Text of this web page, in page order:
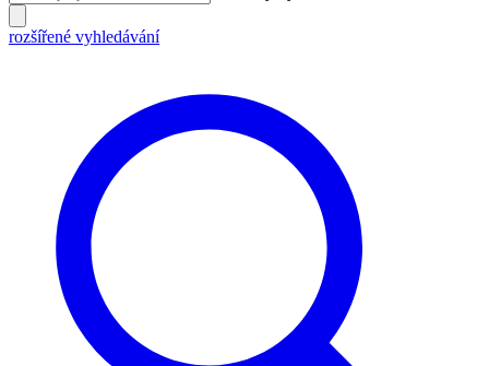
rozšířené vyhledávání